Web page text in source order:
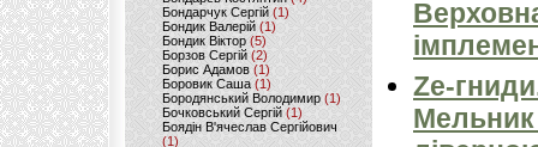
Бондарчук Сергій(1)
Бондик Валерій (1)
Бондик Віктор(5)
Борзов Сергiй (2)
Борис Адамов(1)
Боровик Саша (1)
Бородянський Володимир (1)
Бочковський Сергій (1)
Боядін В'ячеслав Сергійович
(1)
Ze-